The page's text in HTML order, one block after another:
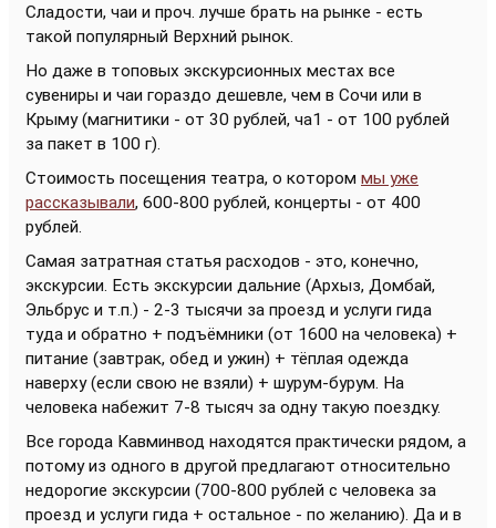
Сладости, чаи и проч. лучше брать на рынке - есть
такой популярный Верхний рынок.
Но даже в топовых экскурсионных местах все
сувениры и чаи гораздо дешевле, чем в Сочи или в
Крыму (магнитики - от 30 рублей, ча1 - от 100 рублей
за пакет в 100 г).
Стоимость посещения театра, о котором мы уже
рассказывали, 600-800 рублей, концерты - от 400
рублей.
Самая затратная статья расходов - это, конечно,
экскурсии. Есть экскурсии дальние (Архыз, Домбай,
Эльбрус и т.п.) - 2-3 тысячи за проезд и услуги гида
туда и обратно + подъёмники (от 1600 на человека) +
питание (завтрак, обед и ужин) + тёплая одежда
наверху (если свою не взяли) + шурум-бурум. На
человека набежит 7-8 тысяч за одну такую поездку.
Все города Кавминвод находятся практически рядом, а
потому из одного в другой предлагают относительно
недорогие экскурсии (700-800 рублей с человека за
проезд и услуги гида + остальное - по желанию). Да и в